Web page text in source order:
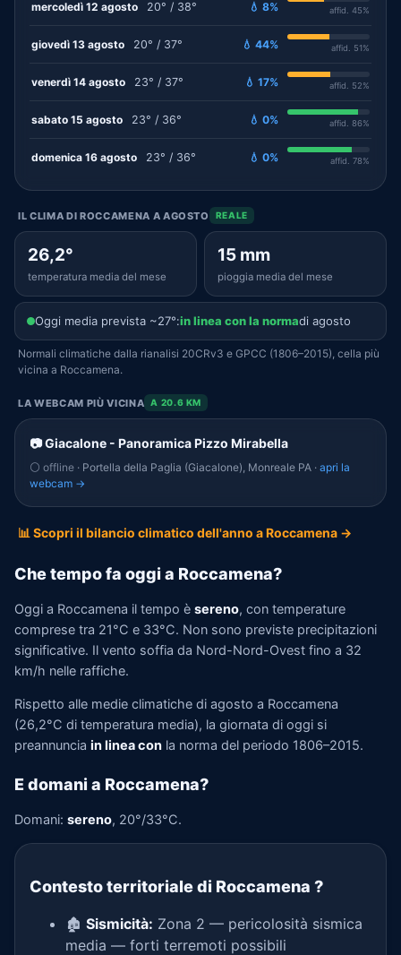
mercoledì 12 agosto 20° / 38° 💧 8% affid. 45%
giovedì 13 agosto 20° / 37° 💧 44% affid. 51%
venerdì 14 agosto 23° / 37° 💧 17% affid. 52%
sabato 15 agosto 23° / 36° 💧 0% affid. 86%
domenica 16 agosto 23° / 36° 💧 0% affid. 78%
IL CLIMA DI ROCCAMENA A AGOSTO REALE
26,2°
temperatura media del mese
15 mm
pioggia media del mese
Oggi media prevista ~27°:in linea con la normadi agosto
Normali climatiche dalla rianalisi 20CRv3 e GPCC (1806–2015), cella più
vicina a Roccamena.
LA WEBCAM PIÙ VICINA A 20.6 KM
📷 Giacalone - Panoramica Pizzo Mirabella
⚪ offline · Portella della Paglia (Giacalone), Monreale PA · apri la
webcam →
📊 Scopri il bilancio climatico dell'anno a Roccamena →
Che tempo fa oggi a Roccamena?
Oggi a Roccamena il tempo è sereno, con temperature
comprese tra 21°C e 33°C. Non sono previste precipitazioni
significative. Il vento soffia da Nord-Nord-Ovest fino a 32
km/h nelle raffiche.
Rispetto alle medie climatiche di agosto a Roccamena
(26,2°C di temperatura media), la giornata di oggi si
preannuncia in linea con la norma del periodo 1806–2015.
E domani a Roccamena?
Domani: sereno, 20°/33°C.
Contesto territoriale di Roccamena ?
🏚️ Sismicità: Zona 2 — pericolosità sismica
media — forti terremoti possibili